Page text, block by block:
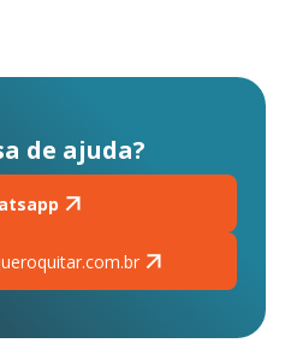
de ajuda?